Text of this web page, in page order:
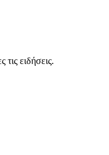
τις ειδήσεις.